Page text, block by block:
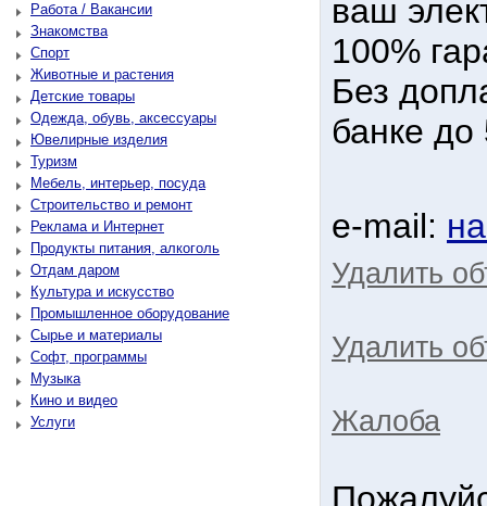
Работа / Вакансии
Знакомства
Спорт
Животные и растения
Детские товары
Одежда, обувь, аксессуары
Ювелирные изделия
Туризм
Мебель, интерьер, посуда
Строительство и ремонт
Реклама и Интернет
Продукты питания, алкоголь
Отдам даром
Культура и искусство
Промышленное оборудование
Сырье и материалы
Софт, программы
Музыка
Кино и видео
Услуги
ваш
100%
Без
банке до
e-mail:
Удалить
Удалить
Жалоба